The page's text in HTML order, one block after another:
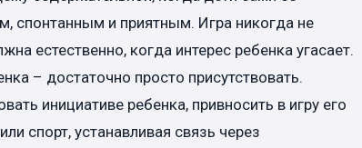
спонтанным и приятным. Игра никогда не
естественно, когда интерес ребенка угасает.
– достаточно просто присутствовать.
инициативе ребенка, привносить в игру его
спорт, устанавливая связь через